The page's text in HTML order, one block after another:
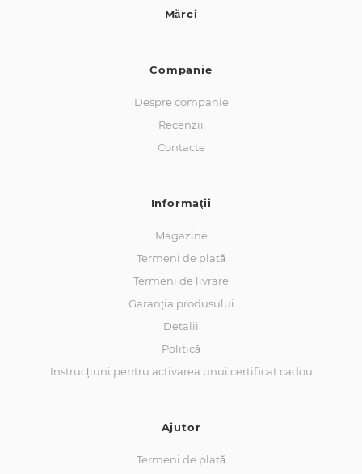
Mărci
Companie
Despre companie
Recenzii
Contacte
Informaţii
Magazine
Termeni de plată
Termeni de livrare
Garanția produsului
Detalii
Politică
Instrucțiuni pentru activarea unui certificat cadou
Ajutor
Termeni de plată